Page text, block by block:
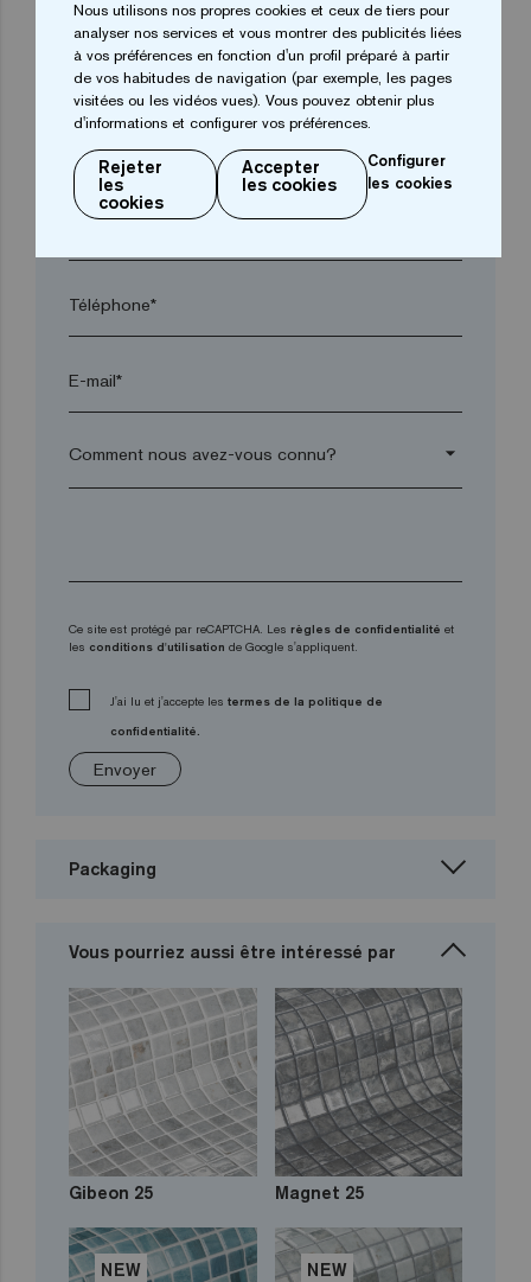
Ville*
Code postal*
Téléphone*
E-mail*
arrow_drop_down
Ce site est protégé par reCAPTCHA. Les règles de confidentialité et
les conditions d'utilisation de Google s'appliquent.
J'ai lu et j'accepte les termes de la politique de
confidentialité.
Envoyer
Packaging
Vous pourriez aussi être intéressé par
Gibeon 25 Magnet 25
NEW NEW
Nous utilisons nos propres cookies et ceux de tiers pour
analyser nos services et vous montrer des publicités liées
à vos préférences en fonction d'un profil préparé à partir
de vos habitudes de navigation (par exemple, les pages
visitées ou les vidéos vues). Vous pouvez obtenir plus
d'informations et configurer vos préférences.
Rejeter
les
cookies
Accepter
les cookies
Configurer
les cookies